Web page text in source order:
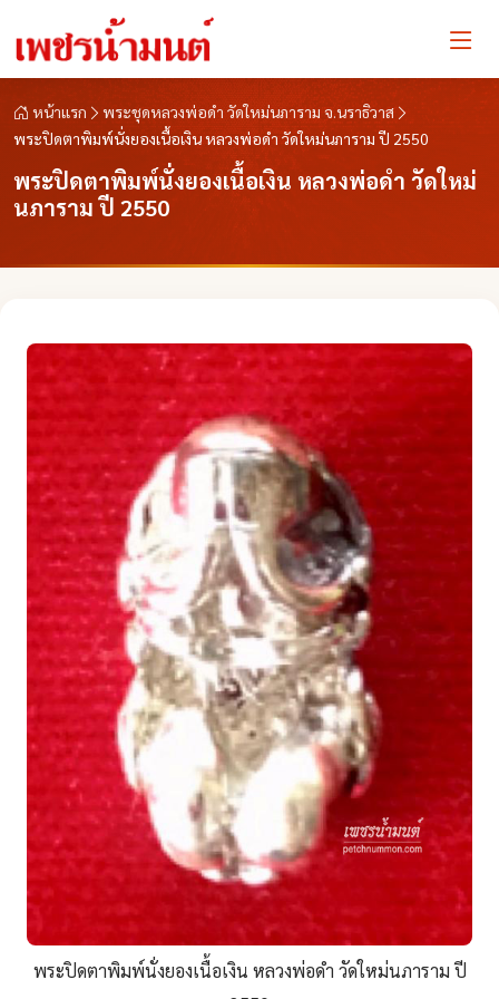
หน้าแรก
พระชุดหลวงพ่อดำ วัดใหม่นภาราม จ.นราธิวาส
พระปิดตาพิมพ์นั่งยองเนื้อเงิน หลวงพ่อดำ วัดใหม่นภาราม ปี 2550
พระปิดตาพิมพ์นั่งยองเนื้อเงิน หลวงพ่อดำ วัดใหม่
นภาราม ปี 2550
พระปิดตาพิมพ์นั่งยองเนื้อเงิน หลวงพ่อดำ วัดใหม่นภาราม ปี